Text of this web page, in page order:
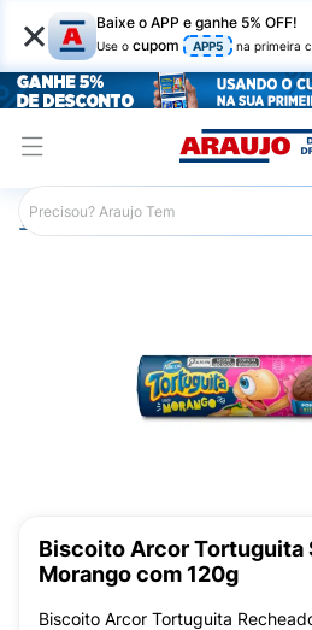
× Baixe o APP e ganhe 5% OFF!
Use o cupom APP5 na primeira
Araujo Mercado
Biscoito Arcor Tortuguita
Morango com 120g
Biscoito Arcor Tortuguita